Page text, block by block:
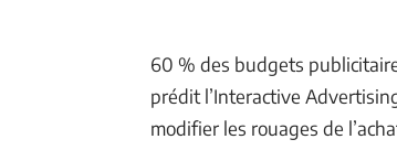
60 % des budgets
prédit l’Interactive
modifier les rouages de